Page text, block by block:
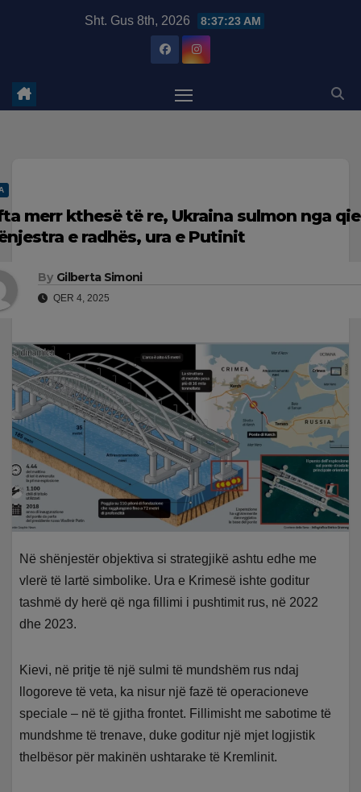
Sht. Gus 8th, 2026 8:37:24 AM
merr kthesë të re, Ukraina sulmon nga
e radhës, ura e Putinit
By Gilberta Simoni
QER 4, 2025
Në shënjestër objektiva si strategjikë ashtu edhe me
vlerë të lartë simbolike. Ura e Krimesë ishte goditur
tashmë dy herë që nga fillimi i pushtimit rus, në 2022
dhe 2023.
Kievi, në pritje të një sulmi të mundshëm rus ndaj
llogoreve të veta, ka nisur një fazë të operacioneve
speciale – në të gjitha frontet. Fillimisht me sabotime të
mundshme të trenave, duke goditur një mjet logjistik
thelbësor për makinën ushtarake të Kremlinit.